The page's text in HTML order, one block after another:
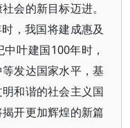
会的新目标迈进。
，我国将建成惠及
叶建国100年时，
发达国家水平，基
和谐的社会主义国
开更加辉煌的新篇